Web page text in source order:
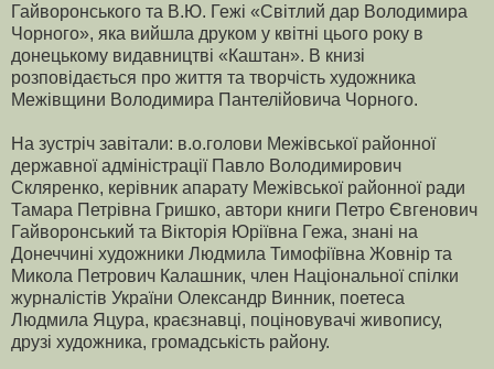
Гайворонського та В.Ю. Гежі «Світлий дар Володимира
Чорного», яка вийшла друком у квітні цього року в
донецькому видавництві «Каштан». В книзі
розповідається про життя та творчість художника
Межівщини Володимира Пантелійовича Чорного.
На зустріч завітали: в.о.голови Межівської районної
державної адміністрації Павло Володимирович
Скляренко, керівник апарату Межівської районної ради
Тамара Петрівна Гришко, автори книги Петро Євгенович
Гайворонський та Вікторія Юріївна Гежа, знані на
Донеччині художники Людмила Тимофіївна Жовнір та
Микола Петрович Калашник, член Національної спілки
журналістів України Олександр Винник, поетеса
Людмила Яцура, краєзнавці, поціновувачі живопису,
друзі художника, громадськість району.